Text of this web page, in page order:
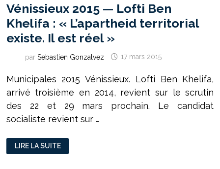
Vénissieux 2015 — Lofti Ben
Khelifa : « L’apartheid territorial
existe. Il est réel »
par Sebastien Gonzalvez 17 mars 2015
Municipales 2015 Vénissieux. Lofti Ben Khelifa,
arrivé troisième en 2014, revient sur le scrutin
des 22 et 29 mars prochain. Le candidat
socialiste revient sur …
VÉNISSIEUX 2015
—
LOFTI
LIRE LA SUITE